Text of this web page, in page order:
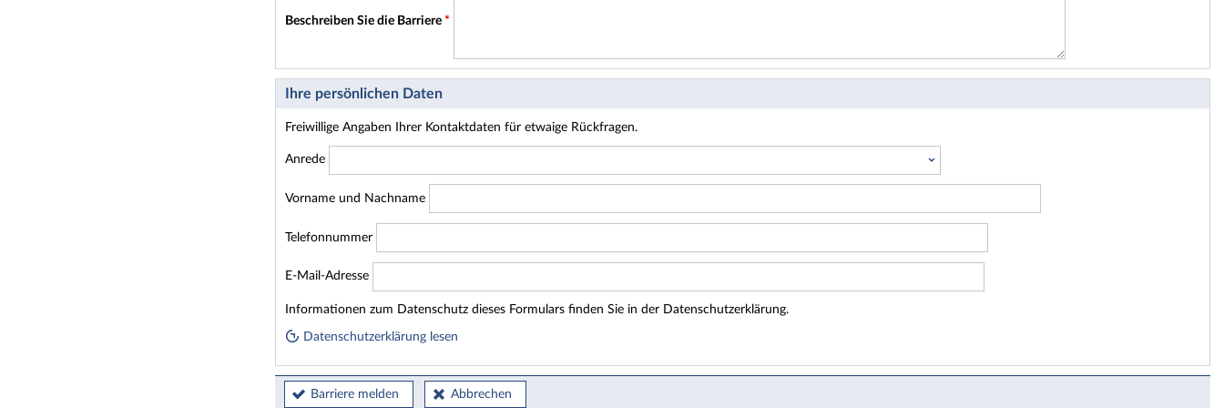
Beschreiben Sie die Barriere *
Ihre persönlichen Daten
Freiwillige Angaben Ihrer Kontaktdaten für etwaige Rückfragen.
Anrede
Vorname und Nachname
Telefonnummer
E-Mail-Adresse
Homepage
Informationen zum Datenschutz dieses Formulars finden Sie in der Datenschutzerklärung.
Datenschutzerklärung lesen
Barriere melden Abbrechen